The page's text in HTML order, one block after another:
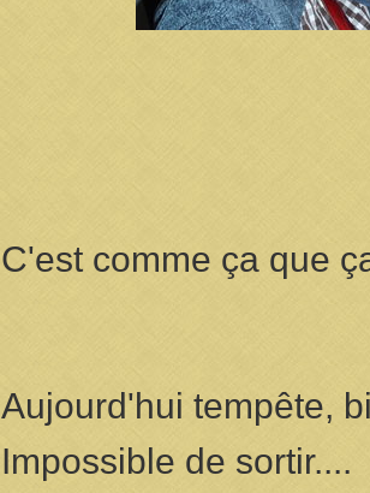
C'est comme ça
Aujourd'hui tempête,
Impossible de